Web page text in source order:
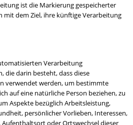
ist die Markierung gespeicherter
mit dem Ziel, ihre künftige Verarbeitung
Verarbeitung
die darin besteht, dass diese
verwendet werden, um bestimmte
auf eine natürliche Person beziehen, zu
Aspekte bezüglich Arbeitsleistung,
persönlicher Vorlieben, Interessen,
Aufenthaltsort oder Ortswechsel dieser